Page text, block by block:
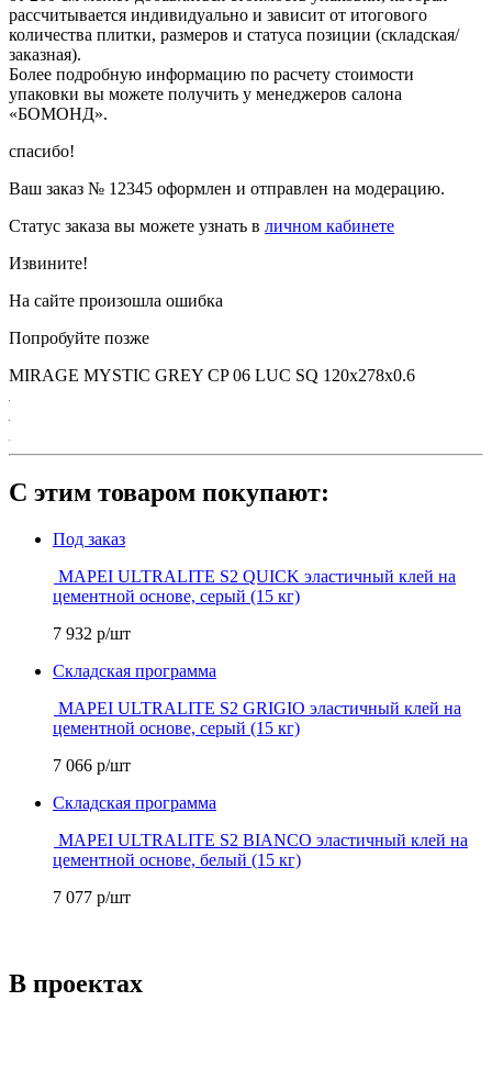
рассчитывается индивидуально и зависит от итогового
количества плитки, размеров и статуса позиции (складская/
заказная).
Более подробную информацию по расчету стоимости
упаковки вы можете получить у менеджеров салона
«БОМОНД».
спасибо!
Ваш заказ № 12345 оформлен и отправлен на модерацию.
Статус заказа вы можете узнать в личном кабинете
Извините!
На сайте произошла ошибка
Попробуйте позже
MIRAGE MYSTIC GREY CP 06 LUC SQ 120х278x0.6
С этим товаром покупают:
Под заказ
MAPEI ULTRALITE S2 QUICK эластичный клей на
цементной основе, серый (15 кг)
7 932 р/шт
Складская программа
MAPEI ULTRALITE S2 GRIGIO эластичный клей на
цементной основе, серый (15 кг)
7 066 р/шт
Складская программа
MAPEI ULTRALITE S2 BIANCO эластичный клей на
цементной основе, белый (15 кг)
7 077 р/шт
В проектах